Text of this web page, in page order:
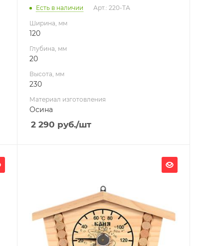
Есть в наличии Арт.: 220-ТА
Ширина, мм
120
Глубина, мм
20
Высота, мм
230
Материал изготовления
Осина
2 290 руб./шт
Высота, мм
125
Гарантия, мес.